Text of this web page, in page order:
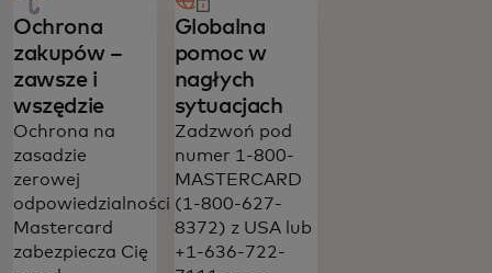
Ochrona
zakupów –
zawsze i
wszędzie
Ochrona na
zasadzie
zerowej
odpowiedzialności
Mastercard
zabezpiecza Cię
Globalna
pomoc w
nagłych
sytuacjach
Zadzwoń pod
numer 1-800-
MASTERCARD
(1-800-627-
8372) z USA lub
+1-636-722-